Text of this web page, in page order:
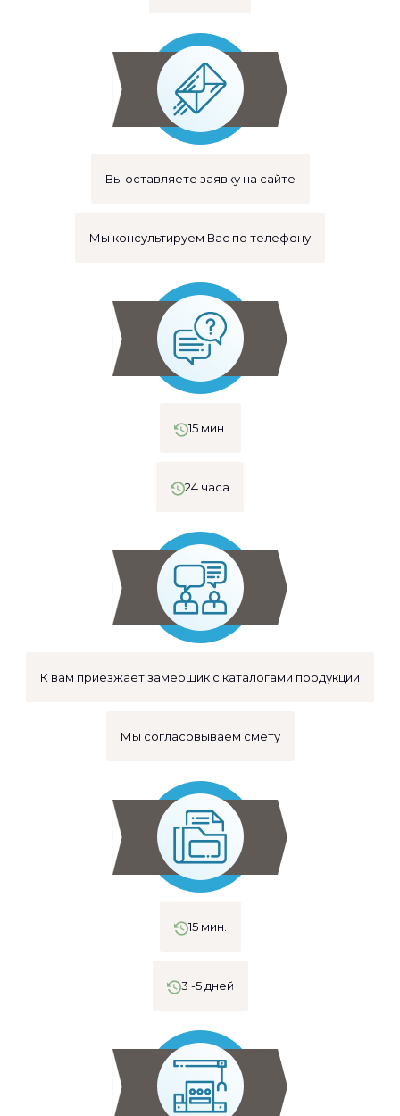
Вы оставляете заявку на сайте
Мы консультируем Вас по телефону
15 мин.
24 часа
К вам приезжает замерщик с каталогами продукции
Мы согласовываем смету
15 мин.
3 -5 дней